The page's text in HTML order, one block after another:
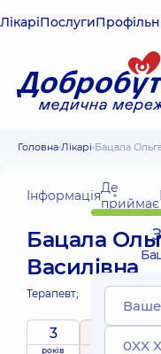
ЛікаріПослуги
Головна Лікарі Бацала
ІнформаціяДе
приймає
Бацала
Василівна
Терапевт;
3
років
рейтингна